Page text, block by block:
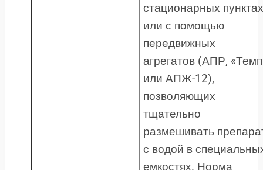
стационарных пунктах
или с помощью
передвижных
агрегатов (АПР,
или АПЖ-12),
позволяющих
тщательно
размешивать
с водой в
емкостях. Норма